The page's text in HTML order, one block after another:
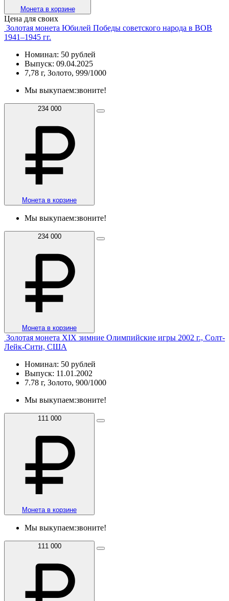
Монета в корзине
Цена для своих
Золотая монета Юбилей Победы советского народа в ВОВ
1941–1945 гг.
Номинал: 50 рублей
Выпуск: 09.04.2025
7,78 г, Золото, 999/1000
Мы выкупаем:звоните!
234 000
Монета в корзине
Мы выкупаем:звоните!
234 000
Монета в корзине
Золотая монета XIX зимние Олимпийские игры 2002 г., Солт-
Лейк-Сити, США
Номинал: 50 рублей
Выпуск: 11.01.2002
7.78 г, Золото, 900/1000
Мы выкупаем:звоните!
111 000
Монета в корзине
Мы выкупаем:звоните!
111 000